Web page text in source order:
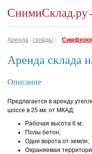
СнимиСклад.ру
Аренда \ склады \
Аренда склада
Описание
Предлагается в аренду
шоссе в 25 км. от МКАД:
Рабочая высота 6 м;
Полы бетон;
Одни ворота от земли;
Охраняемая